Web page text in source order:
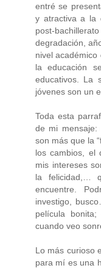
entré se
y atractiva a la
post-
degradación,
nivel
la educación
educativos. La
jóvenes son un
Toda esta
de mi mensaje:
son más que la
los cambios, el
mis intereses
la felicidad,…
encuentre.
investigo,
película
cuando veo
Lo más curioso
para mí es una